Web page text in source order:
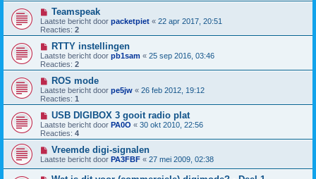
Teamspeak
Laatste bericht door packetpiet « 22 apr 2017, 20:51
Reacties: 2
RTTY instellingen
Laatste bericht door pb1sam « 25 sep 2016, 03:46
Reacties: 2
ROS mode
Laatste bericht door pe5jw « 26 feb 2012, 19:12
Reacties: 1
USB DIGIBOX 3 gooit radio plat
Laatste bericht door PA0O « 30 okt 2010, 22:56
Reacties: 4
Vreemde digi-signalen
Laatste bericht door PA3FBF « 27 mei 2009, 02:38